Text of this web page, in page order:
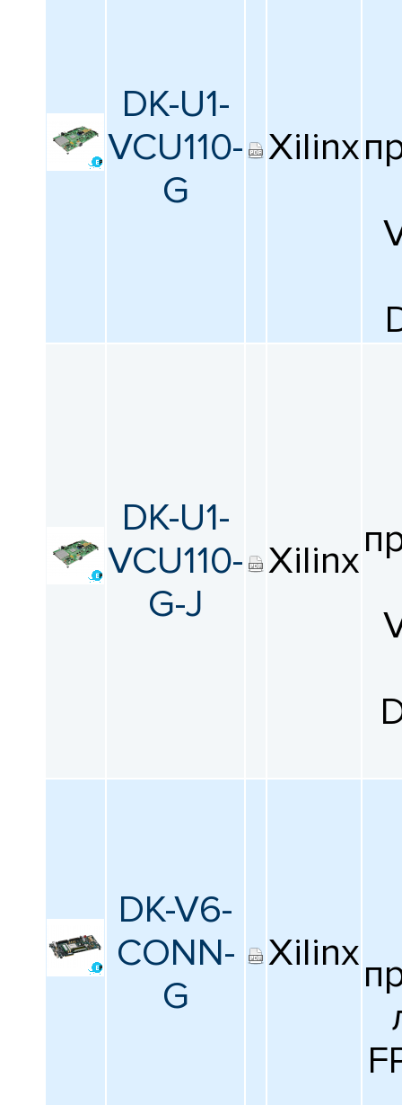
DK-U1-
VCU110-
G
Xilinx
DK-U1-
VCU110-
G-J
Xilinx
DK-V6-
CONN-
G
Xilinx